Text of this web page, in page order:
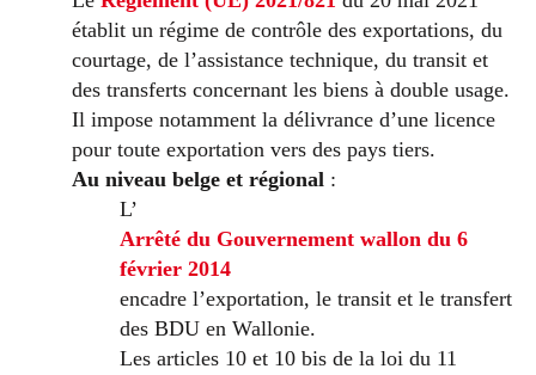
établit un régime de contrôle des exportations, du
courtage, de l’assistance technique, du transit et
des transferts concernant les biens à double usage.
Il impose notamment la délivrance d’une licence
pour toute exportation vers des pays tiers.
Au niveau belge et régional :
L’
Arrêté du Gouvernement wallon du 6
février 2014
encadre l’exportation, le transit et le transfert
des BDU en Wallonie.
Les articles 10 et 10 bis de la loi du 11